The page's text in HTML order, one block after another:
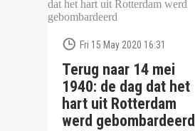
Fri 15 May 2020 16:31
Terug naar 14 mei
1940: de dag dat het
hart uit Rotterdam
werd gebombardeerd